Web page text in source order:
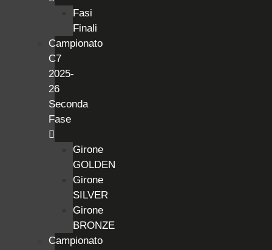
Fasi
Finali
Campionato
C7
2025-
26
Seconda
Fase
Girone
GOLDEN
Girone
SILVER
Girone
BRONZE
Campionato